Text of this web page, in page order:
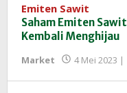
Emiten Sawit
Saham Emiten
Kembali Menghijau
Market 4 Mei 2023 |